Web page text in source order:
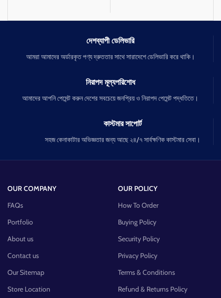
দেশব্যাপী ডেলিভারি
আমরা আমাদের অর্ডারকৃত পণ্য দ্রুততার সাথে সারাদেশে ডেলিভারি করে থাকি।
নিরাপদ মূল্যপরিশোধ
আমাদের আপনি পেমেন্ট করুন দেশের সবচেয়ে জনপ্রিয় ও নিরাপদ পেমেন্ট পদ্ধতিতে।
কাস্টমার সাপোর্ট
সহজ কেনাকাটার অভিজ্ঞতার জন্য আছে ২৪/৭ সার্বক্ষণিক কাস্টমার সেবা।
OUR COMPANY
FAQs
Portfolio
About us
Contact us
Our Sitemap
Store Location
OUR POLICY
How To Order
Buying Policy
Security Policy
Privacy Policy
Terms & Conditions
Refund & Returns Policy